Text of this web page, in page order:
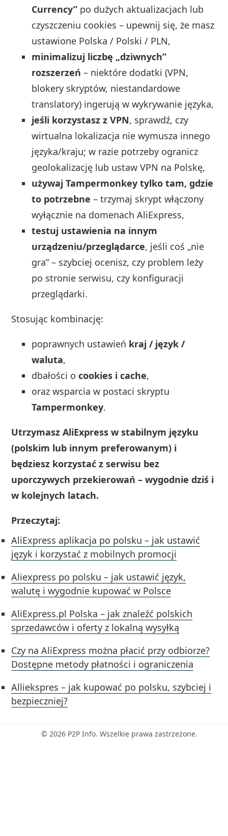
Currency” po dużych aktualizacjach lub
czyszczeniu cookies – upewnij się, że masz
ustawione Polska / Polski / PLN,
minimalizuj liczbę „dziwnych”
rozszerzeń – niektóre dodatki (VPN,
blokery skryptów, niestandardowe
translatory) ingerują w wykrywanie języka,
jeśli korzystasz z VPN, sprawdź, czy
wirtualna lokalizacja nie wymusza innego
języka/kraju; w razie potrzeby ogranicz
geolokalizację lub ustaw VPN na Polskę,
używaj Tampermonkey tylko tam, gdzie
to potrzebne – trzymaj skrypt włączony
wyłącznie na domenach AliExpress,
testuj ustawienia na innym
urządzeniu/przeglądarce, jeśli coś „nie
gra” – szybciej ocenisz, czy problem leży
po stronie serwisu, czy konfiguracji
przeglądarki.
Stosując kombinację:
poprawnych ustawień kraj / język /
waluta,
dbałości ocookies i cache,
oraz wsparcia w postaci skryptu
Tampermonkey.
Utrzymasz AliExpress w stabilnym języku
(polskim lub innym preferowanym) i
będziesz korzystać z serwisu bez
uporczywych przekierowań – wygodnie dziś i
w kolejnych latach.
Przeczytaj:
AliExpress aplikacja po polsku – jak ustawić
język i korzystać z mobilnych promocji
Aliexpress po polsku – jak ustawić język,
walutę i wygodnie kupować w Polsce
AliExpress.pl Polska – jak znaleźć polskich
sprzedawców i oferty z lokalną wysyłką
Czy na AliExpress można płacić przy odbiorze?
Dostępne metody płatności i ograniczenia
Alliekspres – jak kupować po polsku, szybciej i
bezpieczniej?
© 2026 P2P Info. Wszelkie prawa zastrzeżone.